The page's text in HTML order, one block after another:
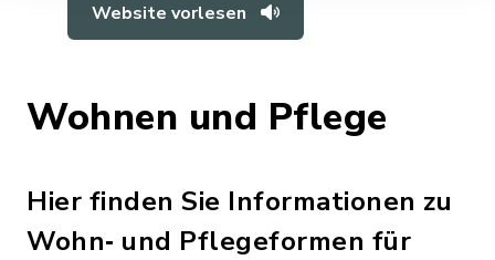
Website vorlesen
Wohnen und Pflege
Hier finden Sie Informationen zu
Wohn‑ und Pflegeformen für